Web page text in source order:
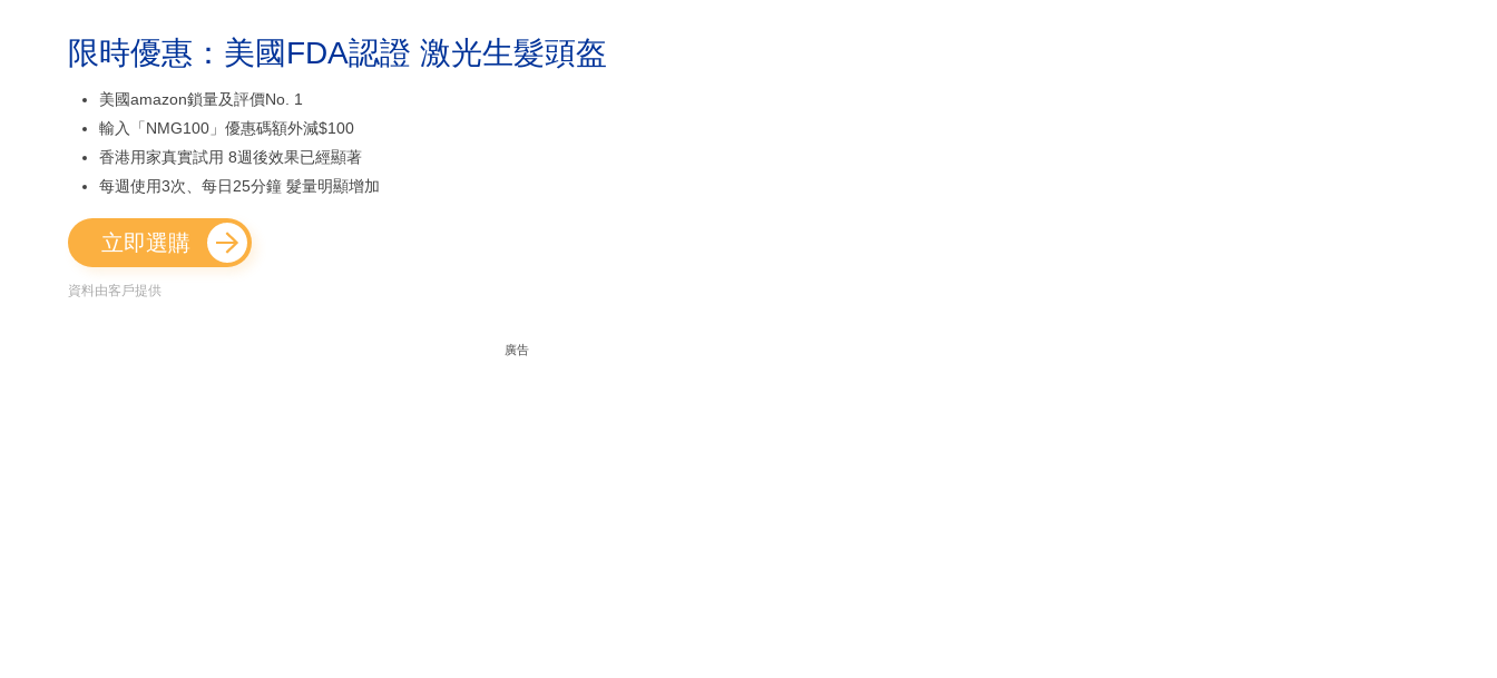
限時優惠：美國FDA認證 激光生髮頭盔
美國amazon鎖量及評價No. 1
輸入「NMG100」優惠碼額外減$100
香港用家真實試用 8週後效果已經顯著
每週使用3次、每日25分鐘 髮量明顯增加
立即選購
資料由客戶提供
廣告